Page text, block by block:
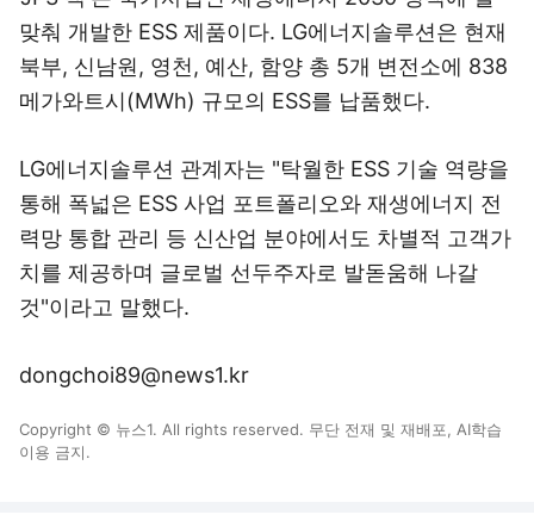
맞춰 개발한 ESS 제품이다. LG에너지솔루션은 현재
북부, 신남원, 영천, 예산, 함양 총 5개 변전소에 838
메가와트시(MWh) 규모의 ESS를 납품했다.
LG에너지솔루션 관계자는 "탁월한 ESS 기술 역량을
통해 폭넓은 ESS 사업 포트폴리오와 재생에너지 전
력망 통합 관리 등 신산업 분야에서도 차별적 고객가
치를 제공하며 글로벌 선두주자로 발돋움해 나갈
것"이라고 말했다.
dongchoi89@news1.kr
Copyright © 뉴스1. All rights reserved. 무단 전재 및 재배포, AI학습
이용 금지.